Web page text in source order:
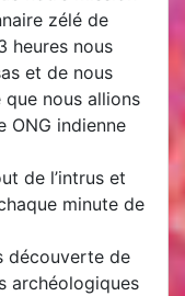
zélé de
heures nous
et de nous
nous allions
ONG indienne
de l’intrus et
minute de
découverte de
archéologiques